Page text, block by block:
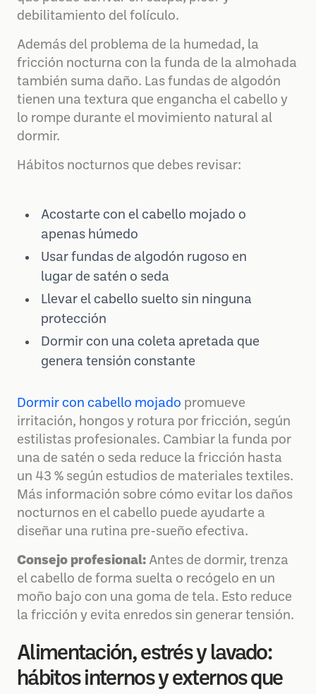
debilitamiento del folículo.
Además del problema de la humedad, la
fricción nocturna con la funda de la almohada
también suma daño. Las fundas de algodón
tienen una textura que engancha el cabello y
lo rompe durante el movimiento natural al
dormir.
Hábitos nocturnos que debes revisar:
Acostarte con el cabello mojado o
apenas húmedo
Usar fundas de algodón rugoso en
lugar de satén o seda
Llevar el cabello suelto sin ninguna
protección
Dormir con una coleta apretada que
genera tensión constante
Dormir con cabello mojado promueve
irritación, hongos y rotura por fricción, según
estilistas profesionales. Cambiar la funda por
una de satén o seda reduce la fricción hasta
un 43 % según estudios de materiales textiles.
Más información sobre cómo evitar los daños
nocturnos en el cabello puede ayudarte a
diseñar una rutina pre-sueño efectiva.
Consejo profesional: Antes de dormir, trenza
el cabello de forma suelta o recógelo en un
moño bajo con una goma de tela. Esto reduce
la fricción y evita enredos sin generar tensión.
Alimentación, estrés y lavado:
hábitos internos y externos que